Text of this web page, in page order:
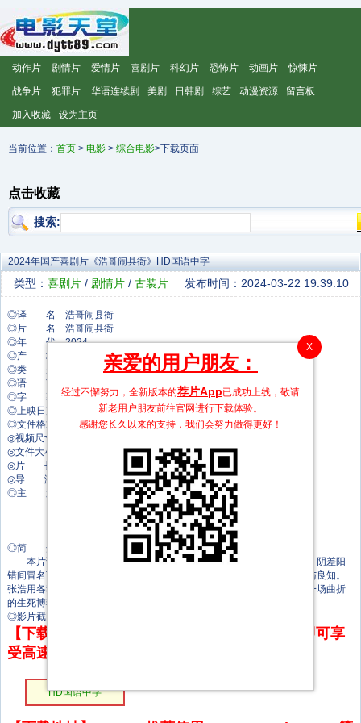
动作片 剧情片 爱情片 喜剧片 科幻片 恐怖片 动画片 惊悚片
战争片 犯罪片 华语连续剧 美剧 日韩剧 综艺 动漫资源 留言板
加入收藏 设为主页
当前位置： 首页 > 电影 > 综合电影>下载页面
点击收藏
搜索:
2024年国产喜剧片《浩哥闹县衙》HD国语中字
类型： 喜剧片 / 剧情片 / 古装片 发布时间：2024-03-22 19:39:10
◎译 名 浩哥闹县衙
◎片 名 浩哥闹县衙
◎年 代 2024
◎产 地 中国大陆
◎类 别 喜剧/剧情/古装
◎语 言 汉语普通话
◎字 幕 中文字幕
◎上映日期 2024-03-22(中国大陆)
◎文件格式 x264 + ACC
◎视频尺寸 1920 x 1080
◎文件大小 2054 MB
◎片 长 87 Mins
◎导 演 张浩
◎主 演 张浩
◎简 介
本片讲述被贪官养大的孤儿张浩，为生存不得不学会一身混世本领，阴差阳
错间冒名顶替了安城县长，在揭开身世之谜的同时激发潜藏内心的正义与良知。
张浩用各种意想不到的无赖手段，与只手遮天的乡绅恶霸高登堂展开了一场曲折
的生死博弈。
◎影片截图
【下载地址】本站专属下载器：点击下方链接 即可享
受高速下载和在线播放 专治迅雷无法下载
HD国语中字
X
亲爱的用户朋友：
经过不懈努力，全新版本的荐片App已成功上线，敬请
新老用户朋友前往官网进行下载体验。
感谢您长久以来的支持，我们会努力做得更好！